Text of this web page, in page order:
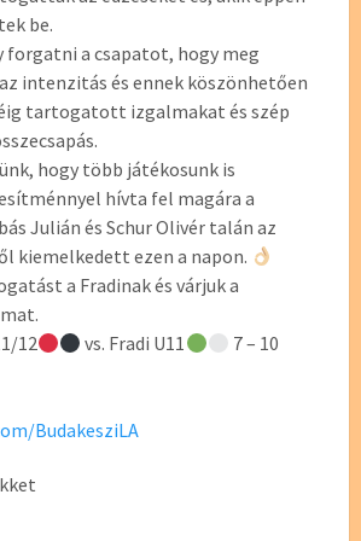
be.
forgatni a csapatot, hogy meg
intenzitás és ennek köszönhetően
tartogatott izgalmakat és szép
hogy több játékosunk is
hívta fel magára a
Julián és Schur Olivér talán az
kiemelkedett ezen a napon.
a Fradinak és várjuk a
12
vs. Fradi U11
7 – 10
BudakesziLA